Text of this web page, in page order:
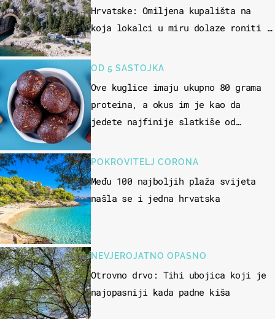
Hrvatske: Omiljena kupališta na
koja lokalci u miru dolaze roniti i
OD 5 SASTOJKA
Ove kuglice imaju ukupno 80 grama
proteina, a okus im je kao da
jedete najfinije slatkiše od
POKROVITELJ CORONA
Među 100 najboljih plaža svijeta
našla se i jedna hrvatska
NEVJEROJATNO OPASNO
Otrovno drvo: Tihi ubojica koji je
najopasniji kada padne kiša